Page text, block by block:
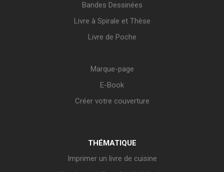
Bandes Dessinées
Livre à Spirale et Thèse
Livre de Poche
Marque-page
E-Book
Créer votre couverture
THÉMATIQUE
Imprimer un livre de cuisine